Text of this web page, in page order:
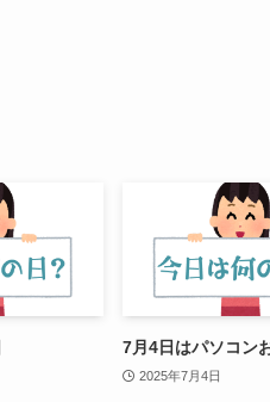
7月4日はパソコン
2025年7月4日